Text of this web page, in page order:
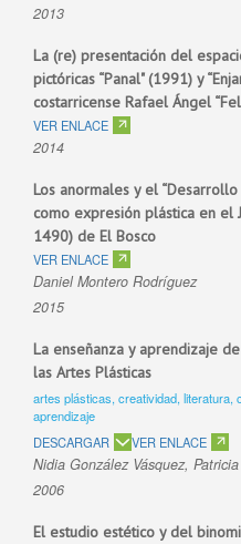
2013
La (re) presentación del
pictóricas “Panal" (1991) y
costarricense Rafael Ángel
VER ENLACE
2014
Los anormales y el
como expresión plástica en el
1490) de El Bosco
VER ENLACE
Daniel Montero Rodríguez
2015
La enseñanza y aprendizaje
las Artes Plásticas
artes plásticas, creatividad,
aprendizaje
DESCARGAR
VER ENLACE
Nidia González Vásquez,
2006
El estudio estético y del